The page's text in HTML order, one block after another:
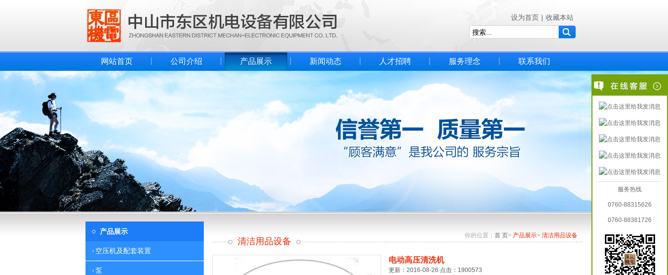
设为首页 | 收藏本站
网站首页 公司介绍 产品展示 新闻动态 人才招聘 服务理念 联系我们
产品展示
空压机及配套装置
泵
你的位置： 首 页> 产品展示> 清洁用品设备
清洁用品设备
电动高压清洗机
更新：2016-08-26 点击：1900573
服务热线
0760-88315626
0760-88381726